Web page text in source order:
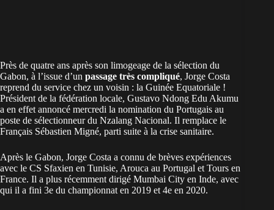
Près de quatre ans après son limogeage de la sélection du
Gabon, à l’issue d’un passage très compliqué, Jorge Costa
reprend du service chez un voisin : la Guinée Equatoriale !
Président de la fédération locale, Gustavo Ndong Edu Akumu
a en effet annoncé mercredi la nomination du Portugais au
poste de sélectionneur du Nzalang Nacional. Il remplace le
Français Sébastien Migné, parti suite à la crise sanitaire.
Après le Gabon, Jorge Costa a connu de brèves expériences
avec le CS Sfaxien en Tunisie, Arouca au Portugal et Tours en
France. Il a plus récemment dirigé Mumbai City en Inde, avec
qui il a fini 3e du championnat en 2019 et 4e en 2020.